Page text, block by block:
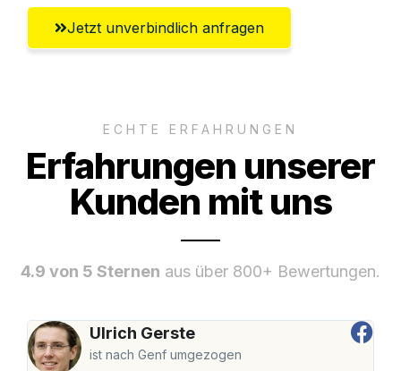
Jetzt unverbindlich anfragen
ECHTE ERFAHRUNGEN
Erfahrungen unserer
Kunden mit uns
4.9 von 5 Sternen aus über 800+ Bewertungen.
Ulrich Gerste
ist nach Genf umgezogen